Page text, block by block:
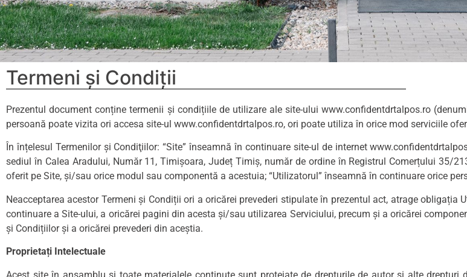
Termeni și Condiții
Prezentul document conține termenii și condițiile de utilizare ale site-ului www.confidentdrtalpos.ro
persoană poate vizita ori accesa site-ul www.confidentdrtalpos.ro, ori poate utiliza în orice mod serviciile
În înțelesul Termenilor și Condiţiilor: “Site” înseamnă în continuare site-ul de internet
sediul în Calea Aradului, Număr 11, Timișoara, Județ Timiș, număr de ordine în Registrul Comerțului 35/
oferit pe Site, și/sau orice modul sau componentă a acestuia; “Utilizatorul” înseamnă în continuare orice
Neacceptarea acestor Termeni și Condiții ori a oricărei prevederi stipulate în prezentul act, atrage
continuare a Site-ului, a oricărei pagini din acesta și/sau utilizarea Serviciului, precum și a oricărei
și Condițiilor și a oricărei prevederi din aceștia.
Proprietați Intelectuale
Acest site în ansamblu și toate materialele conținute sunt protejate de drepturile de autor și alte drepturi